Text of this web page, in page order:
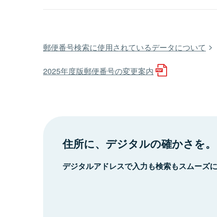
郵便番号検索に使用されているデータについて
2025年度版郵便番号の変更案内
住所に、デジタルの確かさを。
デジタルアドレスで入力も検索もスムーズ